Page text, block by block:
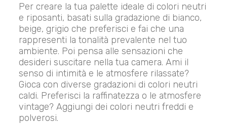
Per creare la tua palette ideale di colori neutri
e riposanti, basati sulla gradazione di bianco,
beige, grigio che preferisci e fai che una
rappresenti la tonalità prevalente nel tuo
ambiente. Poi pensa alle sensazioni che
desideri suscitare nella tua camera. Ami il
senso di intimità e le atmosfere rilassate?
Gioca con diverse gradazioni di colori neutri
caldi. Preferisci la raffinatezza o le atmosfere
vintage? Aggiungi dei colori neutri freddi e
polverosi.